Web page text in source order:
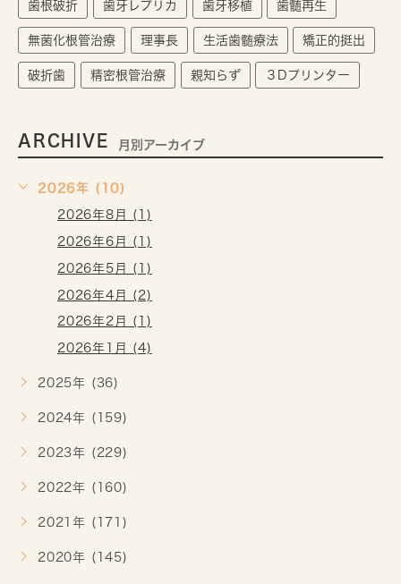
歯根破折 歯牙レプリカ 歯牙移植 歯髄再生
無菌化根管治療 理事長 生活歯髄療法 矯正的挺出
破折歯 精密根管治療 親知らず ３Dプリンター
ARCHIVE 月別アーカイブ
2026年 (10)
2026年8月 (1)
2026年6月 (1)
2026年5月 (1)
2026年4月 (2)
2026年2月 (1)
2026年1月 (4)
2025年 (36)
2024年 (159)
2023年 (229)
2022年 (160)
2021年 (171)
2020年 (145)